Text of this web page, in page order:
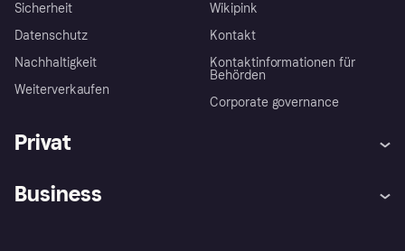
Sicherheit
Datenschutz
Nachhaltigkeit
Weiterverkaufen
Wikipink
Kontakt
Kontaktinformationen für
Behörden
Corporate governance
Privat
Business